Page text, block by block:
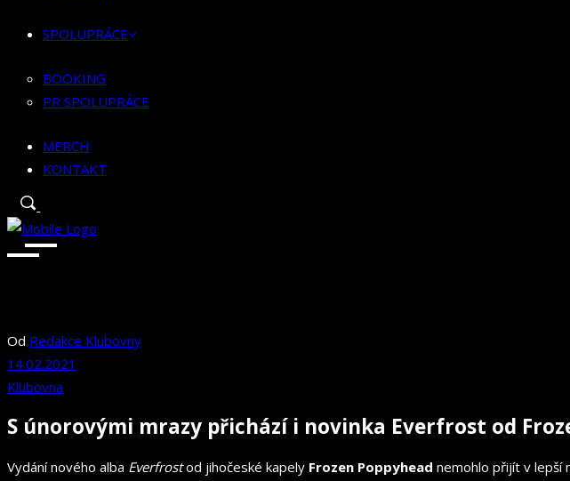
MERCH
SPOLUPRÁCE
BOOKING
PR SPOLUPRÁCE
MERCH
KONTAKT
Od Redakce Klubovny
14.02.2021
Klubovna
S únorovými mrazy přichází i novinka Everfrost od
Vydání nového alba Everfrostod jihočeské kapely Frozen Poppyhead nemohlo přijít v lepší